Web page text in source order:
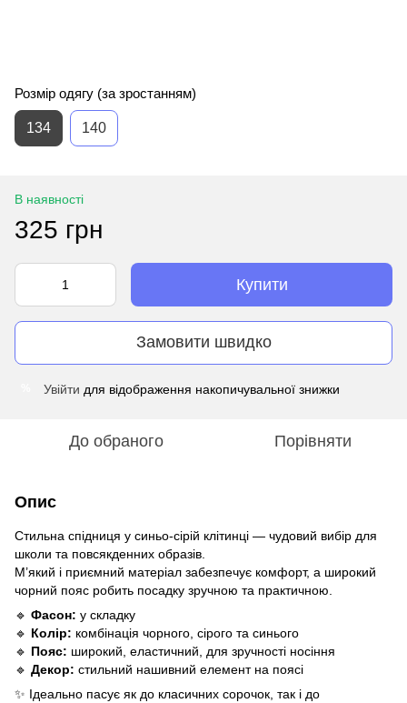
Розмір одягу (за зростанням)
134 140
В наявності
325 грн
Купити
Замовити швидко
Увійти для відображення накопичувальної знижки
До обраного Порівняти
Опис
Стильна спідниця у синьо-сірій клітинці — чудовий вибір для
школи та повсякденних образів.
М’який і приємний матеріал забезпечує комфорт, а широкий
чорний пояс робить посадку зручною та практичною.
🔹 Фасон: у складку
🔹 Колір: комбінація чорного, сірого та синього
🔹 Пояс: широкий, еластичний, для зручності носіння
🔹 Декор: стильний нашивний елемент на поясі
✨ Ідеально пасує як до класичних сорочок, так і до